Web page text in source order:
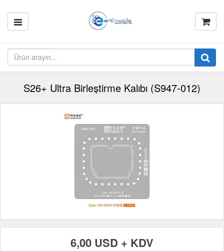
S26+ Ultra Birleştirme Kalıbı (S947-012)
6,00 USD + KDV